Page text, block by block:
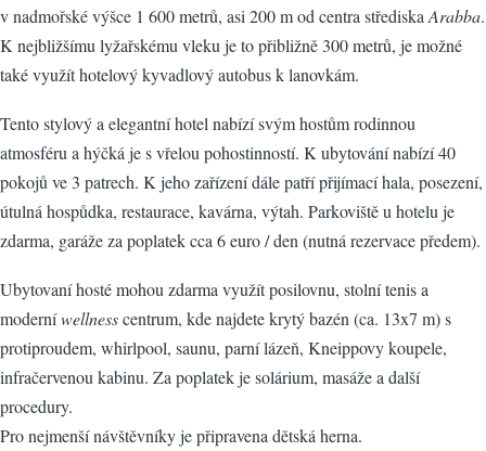
v nadmořské výšce 1 600 metrů, asi 200 m od centra střediska Arabba.
K nejbližšímu lyžařskému vleku je to přibližně 300 metrů, je možné
také využít hotelový kyvadlový autobus k lanovkám.
Tento stylový a elegantní hotel nabízí svým hostům rodinnou
atmosféru a hýčká je s vřelou pohostinností. K ubytování nabízí 40
pokojů ve 3 patrech. K jeho zařízení dále patří přijímací hala, posezení,
útulná hospůdka, restaurace, kavárna, výtah. Parkoviště u hotelu je
zdarma, garáže za poplatek cca 6 euro / den (nutná rezervace předem).
Ubytovaní hosté mohou zdarma využít posilovnu, stolní tenis a
moderníwellnesscentrum, kde najdete krytý bazén (ca. 13x7 m) s
protiproudem, whirlpool, saunu, parní lázeň, Kneippovy koupele,
infračervenou kabinu. Za poplatek je solárium, masáže a další
procedury.
Pro nejmenší návštěvníky je připravena dětská herna.